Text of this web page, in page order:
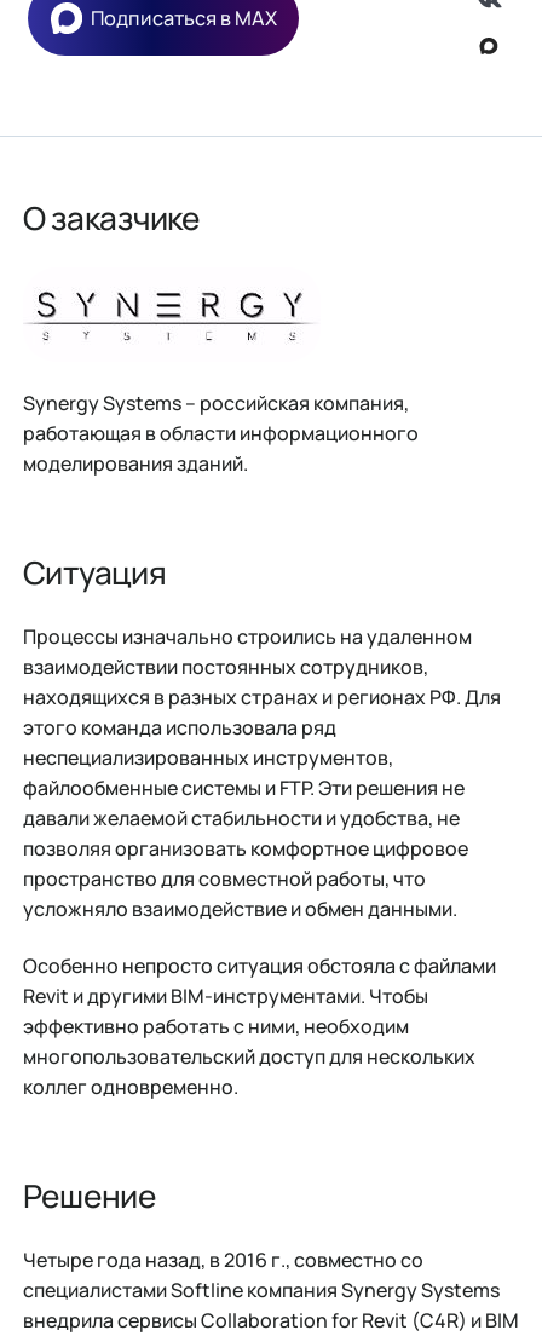
Подписаться в MAX
О заказчике
Synergy Systems – российская компания,
работающая в области информационного
моделирования зданий.
Ситуация
Процессы изначально строились на удаленном
взаимодействии постоянных сотрудников,
находящихся в разных странах и регионах РФ. Для
этого команда использовала ряд
неспециализированных инструментов,
файлообменные системы и FTP. Эти решения не
давали желаемой стабильности и удобства, не
позволяя организовать комфортное цифровое
пространство для совместной работы, что
усложняло взаимодействие и обмен данными.
Особенно непросто ситуация обстояла с файлами
Revit и другими BIM-инструментами. Чтобы
эффективно работать с ними, необходим
многопользовательский доступ для нескольких
коллег одновременно.
Решение
Четыре года назад, в 2016 г., совместно со
специалистами Softline компания Synergy Systems
внедрила сервисы Collaboration for Revit (C4R) и BIM